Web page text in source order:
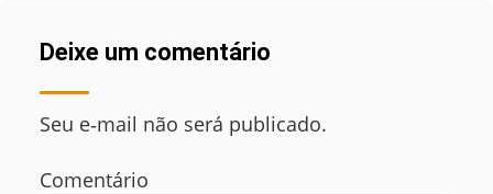
Deixe um comentário
Seu e‑mail não será publicado.
Comentário